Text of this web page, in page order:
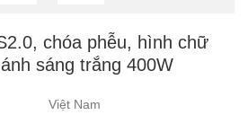
chóa phễu, hình chữ
sáng trắng 400W
Việt Nam